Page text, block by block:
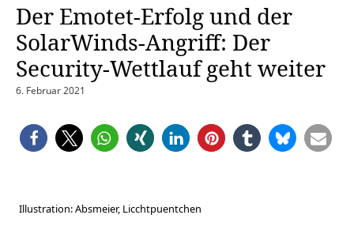
Der Emotet-Erfolg und der
SolarWinds-Angriff: Der
Security-Wettlauf geht weiter
6. Februar 2021
Illustration: Absmeier, Licchtpuentchen